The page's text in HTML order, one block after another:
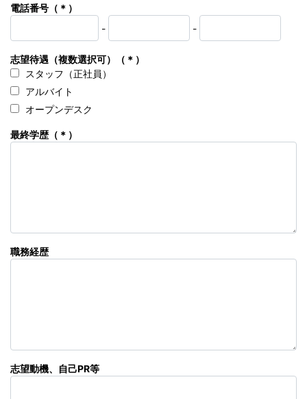
電話番号（＊）
-
-
志望待遇（複数選択可）（＊）
スタッフ（正社員）
アルバイト
オープンデスク
最終学歴（＊）
職務経歴
志望動機、自己PR等